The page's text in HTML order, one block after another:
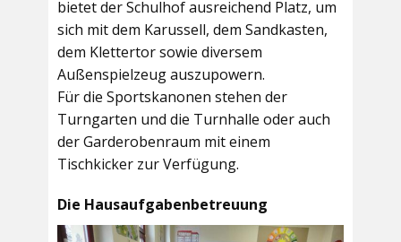
bietet derSchulhofausreichend Platz, um
sich mit dem Karussell, dem Sandkasten,
dem Klettertor sowie diversem
Außenspielzeug auszupowern.
Für die Sportskanonen stehen der
Turngarten und die Turnhalle oder auch
derGarderobenraum mit einem
Tischkicker zur Verfügung.
Die Hausaufgabenbetreuung